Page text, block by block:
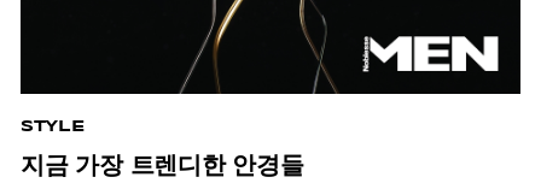
STYLE
지금 가장 트렌디한 안경들